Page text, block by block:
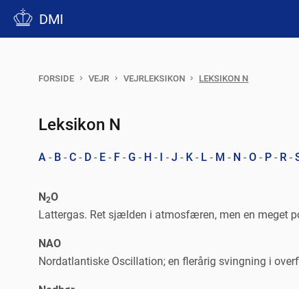
DMI
FORSIDE VEJR VEJRLEKSIKON LEKSIKON N
Leksikon N
A - B - C - D - E - F - G - H - I - J - K - L - M - N - O - P - R -
N2O
Lattergas. Ret sjælden i atmosfæren, men en meget
NAO
Nordatlantiske Oscillation; en flerårig svingning i